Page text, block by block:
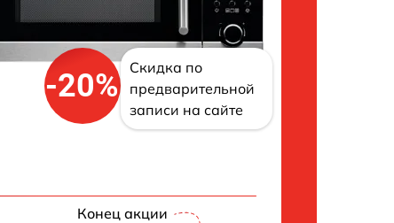
-20%
Скидка по
предварительной
записи на сайте
Конец акции